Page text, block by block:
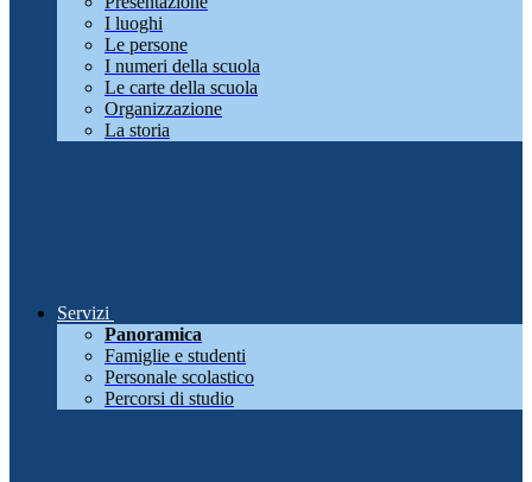
I luoghi
Le persone
I numeri della scuola
Le carte della scuola
Organizzazione
La storia
Servizi
Panoramica
Famiglie e studenti
Personale scolastico
Percorsi di studio